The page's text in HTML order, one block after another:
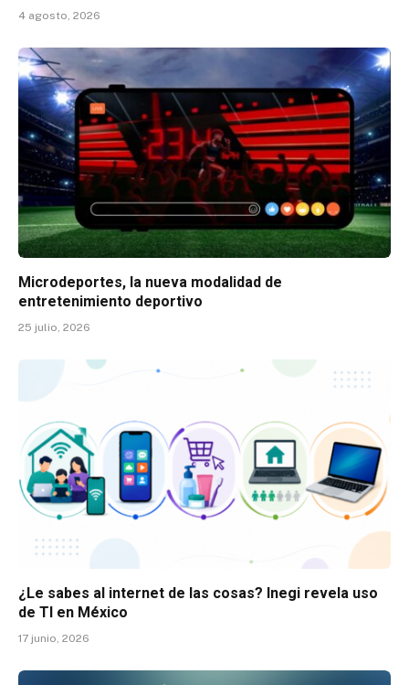
4 agosto, 2026
Microdeportes, la nueva modalidad de
entretenimiento deportivo
25 julio, 2026
¿Le sabes al internet de las cosas? Inegi revela uso
de TI en México
17 junio, 2026